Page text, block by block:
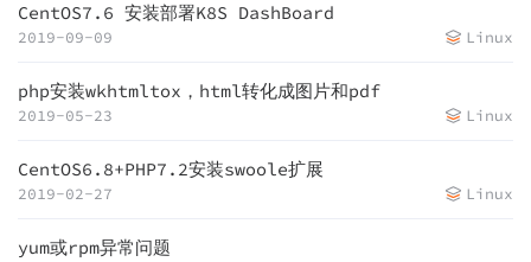
CentOS7.6 安装部署K8S DashBoard
2019-09-09 Linux
php安装wkhtmltox，html转化成图片和pdf
2019-05-23 Linux
CentOS6.8+PHP7.2安装swoole扩展
2019-02-27 Linux
yum或rpm异常问题